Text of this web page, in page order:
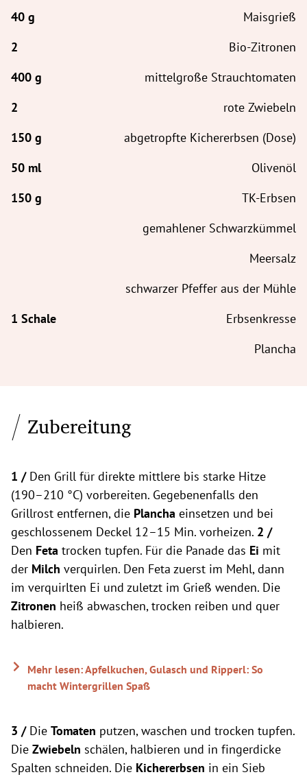
Maisgrieß
Bio-Zitronen
mittelgroße Strauchtomaten
rote Zwiebeln
abgetropfte Kichererbsen (Dose)
Olivenöl
TK-Erbsen
gemahlener Schwarzkümmel
Meersalz
schwarzer Pfeffer aus der Mühle
Erbsenkresse
Plancha
Zubereitung
1 / Den Grill für direkte mittlere bis starke Hitze
(190–210 °C) vorbereiten. Gegebenenfalls den
Grillrost entfernen, die Plancha einsetzen und bei
geschlossenem Deckel 12–15 Min. vorheizen. 2 /
Den Feta trocken tupfen. Für die Panade das Ei mit
der Milch verquirlen. Den Feta zuerst im Mehl, dann
im verquirlten Ei und zuletzt im Grieß wenden. Die
Zitronen heiß abwaschen, trocken reiben und quer
halbieren.
Mehr lesen: Apfelkuchen, Gulasch und Ripperl: So
macht Wintergrillen Spaß
3 / Die Tomaten putzen, waschen und trocken tupfen.
Die Zwiebeln schälen, halbieren und in fingerdicke
Spalten schneiden. Die Kichererbsen in ein Sieb